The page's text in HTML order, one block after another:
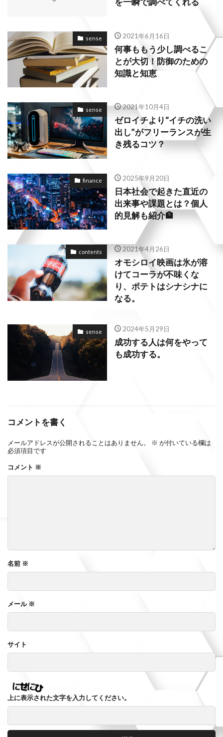
を一瞬で調べてくれる
sense 2021年6月16日
何事ももう少し調べるこ
とが大切！防御のための
知識と知恵
sense 2021年10月4日
ゼロイチより“イチの洗い
出し”がフリーランスが生
き残るコツ？
finance 2025年9月20日
日本社会で起きた直近の
出来事や課題とは？個人
的見解も紹介🏦
contents 2021年4月26日
オモシロイ映画は氷が溶
けてコーラが不味くな
り、ポテトはシナシナに
なる。
sense 2024年5月29日
成功する人は何をやって
も成功する。
コメントを書く
メールアドレスが公開されることはありません。 ※ が付いている欄は
必須項目です
コメント ※
名前 ※
メール ※
サイト
上に表示された文字を入力してください。